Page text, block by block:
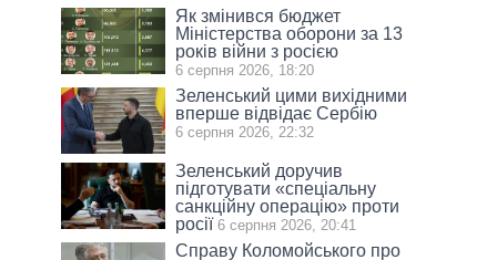
Як змінився бюджет
Міністерства оборони за 13
років війни з росією
6 серпня 2026, 18:20
Зеленський цими вихідними
вперше відвідає Сербію
6 серпня 2026, 22:32
Зеленський доручив
підготувати «спеціальну
санкційну операцію» проти
росії 6 серпня 2026, 20:41
Справу Коломойського про